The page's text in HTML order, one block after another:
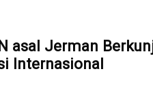
asal Jerman
Internasional